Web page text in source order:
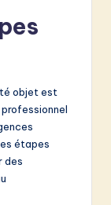
objet est
étapes
des